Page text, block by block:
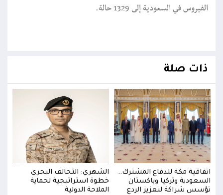
الفيروس في السعودية إلى 1329 حالة.
ذات صلة
اتفاقية مكة للدفاع المشترك..
السعودية وتركيا وباكستان
تؤسس شراكة لتعزيز الردع
الشهري: التحالف البحري
خطوة استراتيجية لحماية
الملاحة الدولية